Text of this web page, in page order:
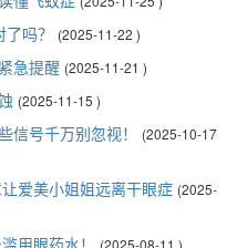
吗？ (2025-11-22 )
急提醒 (2025-11-21 )
(2025-11-15 )
信号千万别忽视！
(2025-10-17
爱美小姐姐远离干眼症 (2025-
用眼药水！ (2025-08-11 )